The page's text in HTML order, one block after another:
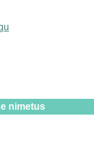
nimetus